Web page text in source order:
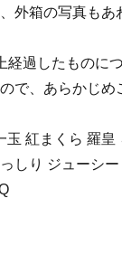
外箱の写真もあ
経過したものに
で、あらかじめ
玉 紅まくら 羅
しり ジューシ